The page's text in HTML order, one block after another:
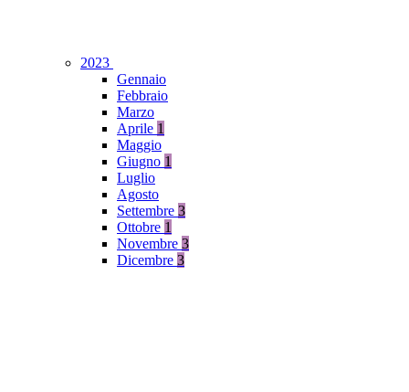
2023
Gennaio
Febbraio
Marzo
Aprile 1
Maggio
Giugno 1
Luglio
Agosto
Settembre 3
Ottobre 1
Novembre 3
Dicembre 3